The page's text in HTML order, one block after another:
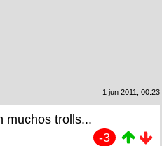
1 jun 2011, 00:23
muchos trolls...
-3